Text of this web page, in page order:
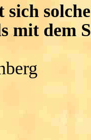
dem